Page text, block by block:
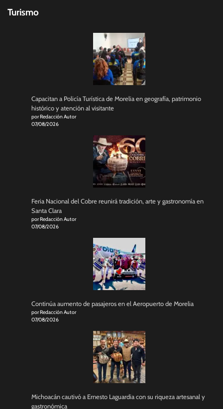
Turismo
Capacitan a Policía Turística de Morelia en geografía, patrimonio
histórico y atención al visitante
por Redacción Autor
07/08/2026
Feria Nacional del Cobre reunirá tradición, arte y gastronomía en
Santa Clara
por Redacción Autor
07/08/2026
Continúa aumento de pasajeros en el Aeropuerto de Morelia
por Redacción Autor
07/08/2026
Michoacán cautivó a Ernesto Laguardia con su riqueza artesanal y
gastronómica